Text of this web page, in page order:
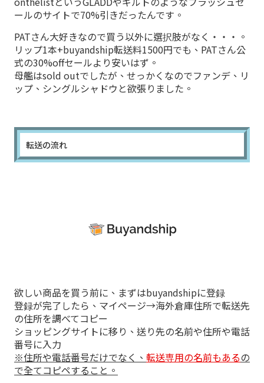
ールのサイトで70%引きだったんです。
PATさん大好きなので買う以外に選択肢がなく・・・。
リップ1本+buyandship転送料1500円でも、PATさん公
式の30%offセールより安いはず。
母艦はsold outでしたが、せっかくなのでファンデ、リ
ップ、シングルシャドウと欲張りました。
転送の流れ
欲しい商品を買う前に、まずはbuyandshipに登録
登録が完了したら、マイページ→海外倉庫住所で転送先
の住所を調べてコピー
ショッピングサイトに移り、送り先の名前や住所や電話
番号に入力
※住所や電話番号だけでなく、 転送専用の名前もあるの
で全てコピペすること。